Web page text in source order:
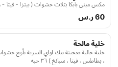
مكس ميني بابكا بثلاث حشوات ( بيتزا - فيتا - زعتر )
60 ر.س
خلية مالحة
خلية حالية بعجينة بيك اواي السرية بأربع
، بطاطس ، فيتا ، سبانخ ) ٣٦ حبه